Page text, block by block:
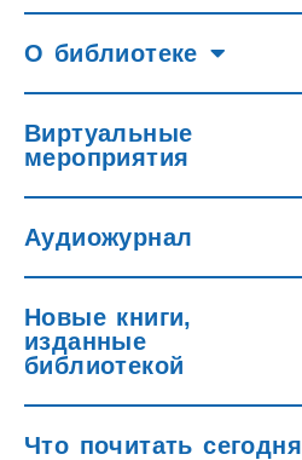
О библиотеке
Виртуальные
мероприятия
Аудиожурнал
Новые книги,
изданные
библиотекой
Что почитать сегодня